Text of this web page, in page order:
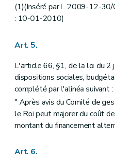
(1)(Inséré par L 2009-12-30/
: 10-01-2010)
Art. 5.
L'article 66, §1, de la loi du
dispositions sociales,
complété par l'alinéa suivant :
" Après avis du Comité de
le Roi peut majorer du coût
montant du financement
Art. 6.